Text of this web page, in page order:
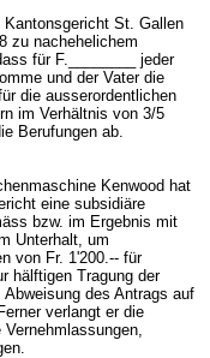
St. Gallen
zu nachehelichem
für F.________ jeder
und der Vater die
die ausserordentlichen
im Verhältnis von 3/5
Berufungen ab.
Kenwood hat
eine subsidiäre
bzw. im Ergebnis mit
Unterhalt, um
von Fr. 1'200.-- für
hälftigen Tragung der
des Antrags auf
verlangt er die